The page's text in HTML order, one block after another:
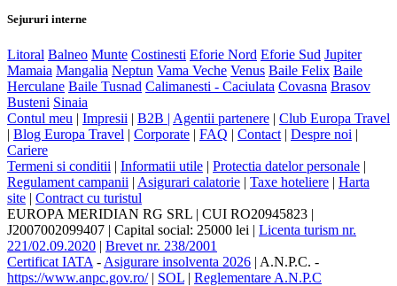
Sejururi interne
Litoral Balneo Munte Costinesti Eforie Nord Eforie Sud Jupiter
Mamaia Mangalia Neptun Vama Veche Venus Baile Felix Baile
Herculane Baile Tusnad Calimanesti - Caciulata Covasna Brasov
Busteni Sinaia
Contul meu | Impresii | B2B | Agentii partenere | Club Europa Travel
| Blog Europa Travel | Corporate | FAQ | Contact | Despre noi |
Cariere
Termeni si conditii | Informatii utile | Protectia datelor personale |
Regulament campanii | Asigurari calatorie | Taxe hoteliere | Harta
site | Contract cu turistul
EUROPA MERIDIAN RG SRL | CUI RO20945823 |
J2007002099407 | Capital social: 25000 lei | Licenta turism nr.
221/02.09.2020 | Brevet nr. 238/2001
Certificat IATA - Asigurare insolventa 2026 | A.N.P.C. -
https://www.anpc.gov.ro/| SOL | Reglementare A.N.P.C